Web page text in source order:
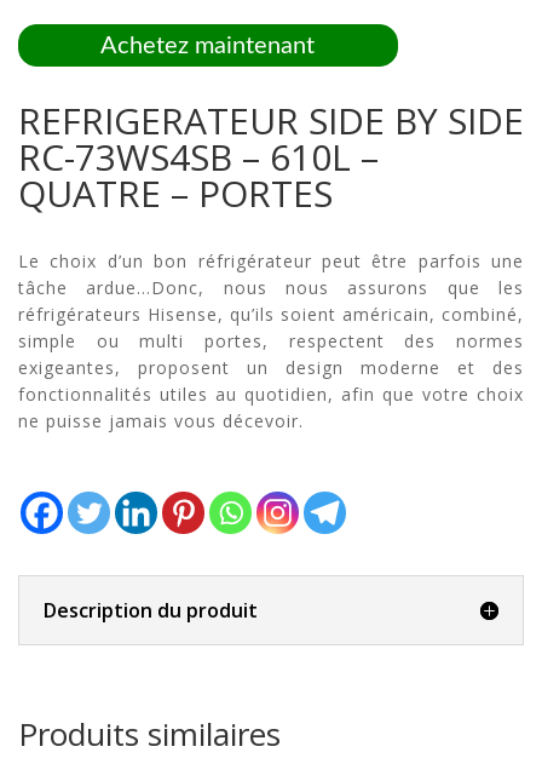
BY
SIDE
RC-
73WS4SB
610L
-
QUATRE
-
PORTES
Achetez maintenant
REFRIGERATEUR SIDE BY SIDE
RC-73WS4SB – 610L –
QUATRE – PORTES
Le choix d’un bon réfrigérateur peut être parfois une
tâche ardue…Donc, nous nous assurons que les
réfrigérateurs Hisense, qu’ils soient américain, combiné,
simple ou multi portes, respectent des normes
exigeantes, proposent un design moderne et des
fonctionnalités utiles au quotidien, afin que votre choix
ne puisse jamais vous décevoir.
Description du produit
Produits similaires